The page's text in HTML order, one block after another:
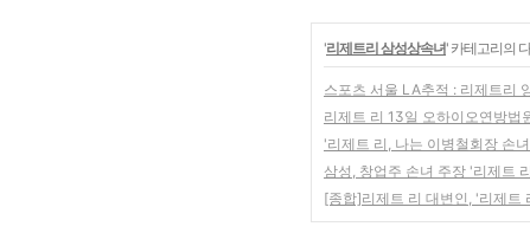
'리제트리 삼성상속녀' 카테고리의
스포츠 서울 LA추적 : 리제트리
리제트 리 13일 오하이오연방
'리제트 리, 나는 이병철회장 손
삼성, 창업주 손녀 주장 '리제트
[종합]리제트 리 대변인, '리제트